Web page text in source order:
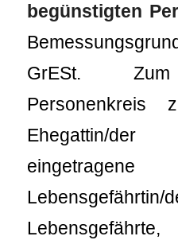
begünstigten
GrESt. Zum
Personenkreis
Ehegattin/der
Lebensgefährtin/